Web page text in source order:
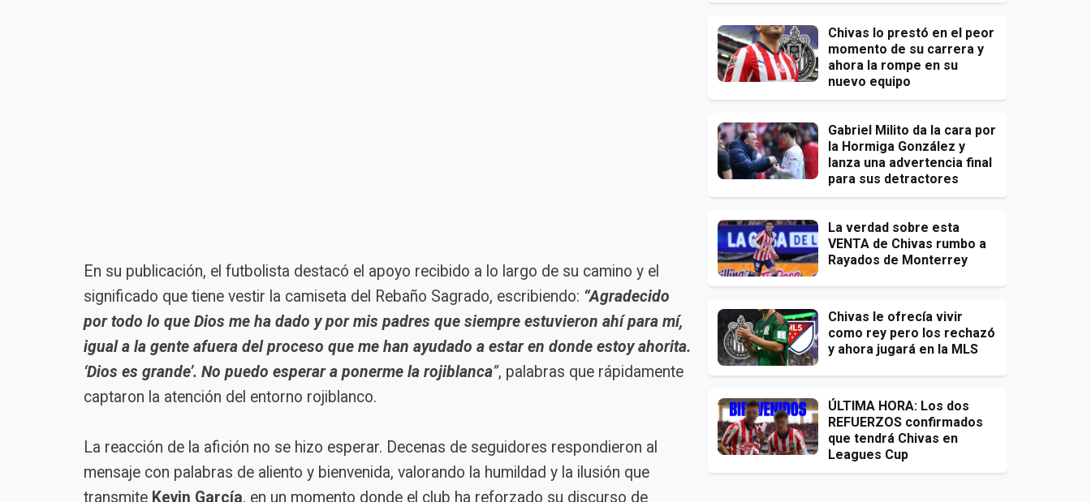
En su publicación, el futbolista destacó el apoyo recibido a lo largo de su camino y el
significado que tiene vestir la camiseta del Rebaño Sagrado, escribiendo: “Agradecido
por todo lo que Dios me ha dado y por mis padres que siempre estuvieron ahí para mí,
igual a la gente afuera del proceso que me han ayudado a estar en donde estoy ahorita.
‘Dios es grande’. No puedo esperar a ponerme la rojiblanca”, palabras que rápidamente
captaron la atención del entorno rojiblanco.
La reacción de la afición no se hizo esperar. Decenas de seguidores respondieron al
mensaje con palabras de aliento y bienvenida, valorando la humildad y la ilusión que
transmite Kevin García, en un momento donde el club ha reforzado su discurso de
Chivas lo prestó en el peor
momento de su carrera y
ahora la rompe en su
nuevo equipo
Gabriel Milito da la cara por
la Hormiga González y
lanza una advertencia final
para sus detractores
La verdad sobre esta
VENTA de Chivas rumbo a
Rayados de Monterrey
Chivas le ofrecía vivir
como rey pero los rechazó
y ahora jugará en la MLS
ÚLTIMA HORA: Los dos
REFUERZOS confirmados
que tendrá Chivas en
Leagues Cup